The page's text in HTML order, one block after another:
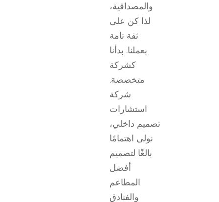
والمصداقية،
لذا كن على
ثقة تامة
بعملنا. بدأنا
كشركة
متخصصة.
شركة
استشارات
تصميم داخلي،
نولي اهتمامًا
بالغًا لتصميم
أفضل
المطاعم
والفنادق